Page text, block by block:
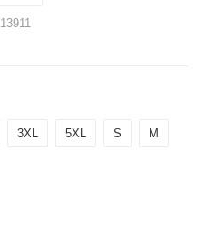
13911
3XL 5XL S M